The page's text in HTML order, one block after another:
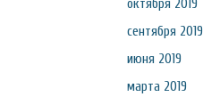
октября 2019
сентября 2019
июня 2019
марта 2019